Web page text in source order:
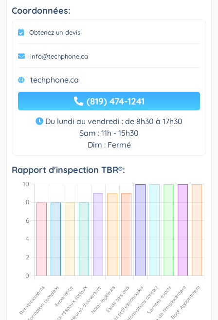
Coordonnées:
Obtenez un devis
info@techphone.ca
techphone.ca
(819) 474-1241
Du lundi au vendredi : de 8h30 à 17h30
Sam : 11h - 15h30
Dim : Fermé
Rapport d'inspection TBR®: